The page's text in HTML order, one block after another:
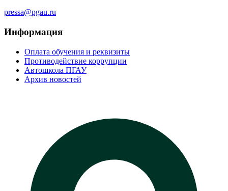
pressa@pgau.ru
Информация
Оплата обучения и реквизиты
Противодействие коррупции
Автошкола ПГАУ
Архив новостей